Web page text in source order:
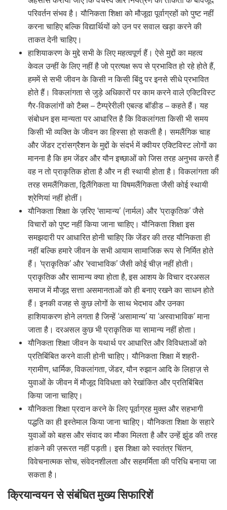
परिवर्तन संभव है। यौनिकता शिक्षा को मौजूदा पूर्वाग्रहों को पुष्ट नहीं
करना चाहिए बल्कि विद्यार्थियों को उन पर सवाल खड़ा करने की
ताकत देनी चाहिए।
हाशियाकरण के मुद्दे सभी के लिए महत्वपूर्ण हैं। ऐसे मुद्दों का महत्व
केवल उन्हीं के लिए नहीं है जो प्रत्यक्ष रूप से प्रभावित हो रहे होते हैं,
हममें से सभी जीवन के किसी न किसी बिंदु पर इनसे सीधे प्रभावित
होते हैं। विकलांगता से जुड़े अधिकारों पर काम करने वाले एक्टिविस्ट
गैर-विकलांगों को टैब्स – टैम्प्रेरीली एबल्ड बॉडीड – कहते हैं। यह
संबोधन इस मान्यता पर आधारित है कि विकलांगता किसी भी समय
किसी भी व्यक्ति के जीवन का हिस्सा हो सकती है। समलैंगिक चाह
और जेंडर ट्रांसग्रैशन के मुद्दों के संदर्भ में क्वीयर एक्टिविस्ट लोगों का
मानना है कि हम जेंडर और यौन इच्छाओं को जिस तरह अनुभव करते हैं
वह न तो प्राकृतिक होता है और न ही स्थायी होता है। विकलांगता की
तरह समलैंगिकता, द्विलैंगिकता या विषमलैंगिकता जैसी कोई स्थायी
श्रेणियां नहीं होतीं।
यौनिकता शिक्षा के ज़रिए ‘सामान्य’ (नार्मल) और ‘प्राकृतिक’ जैसे
विचारों को पुष्ट नहीं किया जाना चाहिए। यौनिकता शिक्षा इस
समझदारी पर आधारित होनी चाहिए कि जेंडर की तरह यौनिकता ही
नहीं बल्कि हमारे जीवन के सभी आयाम सामाजिक रूप से निर्मित होते
हैं। ‘प्राकृतिक’ और ‘स्वाभाविक’ जैसी कोई चीज़ नहीं होती।
प्राकृतिक और सामान्य क्या होता है, इस आशय के विचार दरअसल
समाज में मौजूद सत्ता असमानताओं को ही बनाए रखने का साधन होते
हैं। इनकी वजह से कुछ लोगों के साथ भेदभाव और उनका
हाशियाकरण होने लगता है जिन्हें ‘असामान्य’ या ‘अस्वाभाविक’ माना
जाता है। दरअसल कुछ भी प्राकृतिक या सामान्य नहीं होता।
यौनिकता शिक्षा जीवन के यथार्थ पर आधारित और विविधताओं को
प्रतिबिंबित करने वाली होनी चाहिए। यौनिकता शिक्षा में शहरी-
ग्रामीण, धार्मिक, विकलांगता, जेंडर, यौन रुझान आदि के लिहाज़ से
युवाओं के जीवन में मौजूद विविधता को रेखांकित और प्रतिबिंबित
किया जाना चाहिए।
यौनिकता शिक्षा प्रदान करने के लिए पूर्वाग्रह मुक्त और सहभागी
पद्धति का ही इस्तेमाल किया जाना चाहिए। यौनिकता शिक्षा के सहारे
युवाओं को बहस और संवाद का मौका मिलता है और उन्हें झुंड की तरह
हांकने की ज़रूरत नहीं पड़ती। इस शिक्षा को स्वतंत्र चिंतन,
विवेचनात्मक सोच, संवेदनशीलता और सहमर्मिता की परिधि बनाया जा
सकता है।
क्रियान्वयन से संबंधित मुख्य सिफारिशें